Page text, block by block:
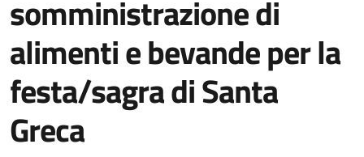
somministrazione di
alimenti e bevande per la
festa/sagra di Santa
Greca